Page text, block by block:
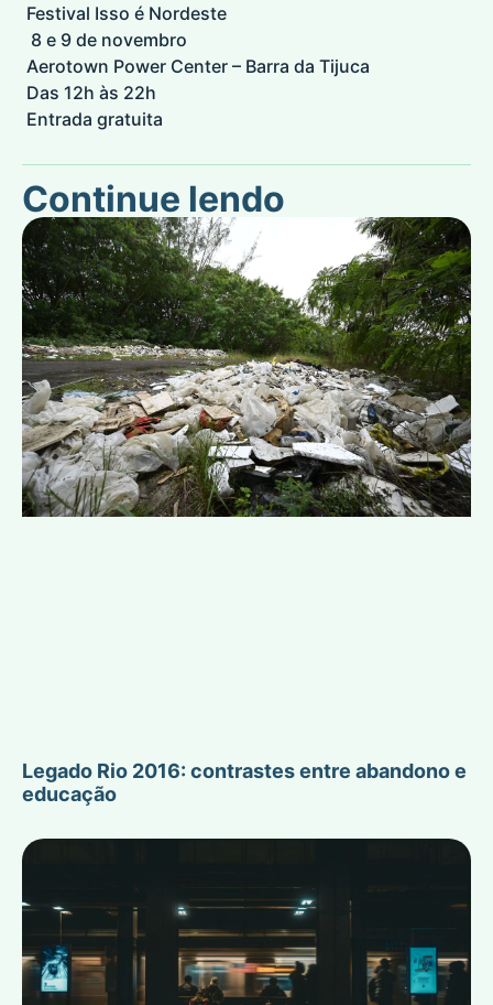
Festival Isso é Nordeste
8 e 9 de novembro
Aerotown Power Center – Barra da Tijuca
Das 12h às 22h
Entrada gratuita
Continue lendo
Legado Rio 2016: contrastes entre abandono e
educação